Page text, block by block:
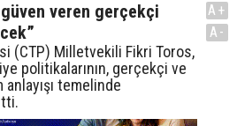
veren gerçekçi
(CTP) Milletvekili Fikri Toros,
politikalarının, gerçekçi ve
temelinde
A+
A-